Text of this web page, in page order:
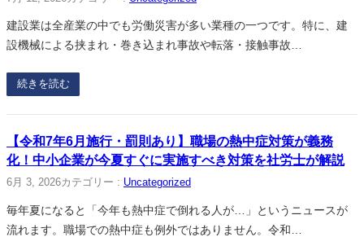
建設業は全産業の中でも労働災害が多い業種の一つです。特に、建
設機械による挟まれ・巻き込まれ事故や転落・接触事故…
続きを読む
【令和7年6月施行・罰則あり】職場の熱中症対策が義務
化！中小企業が今夏すぐに実施すべき対策を社労士が解説
6月 3, 2026カテゴリー : Uncategorized
毎年夏になると「今年も熱中症で倒れる人が…」というニュースが
流れます。職場での熱中症も例外ではありません。令和…